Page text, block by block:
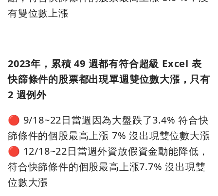
有雙位數上漲
2023年，累積 49 週都有符合超級 Excel 表
快篩條件的股票都出現單週雙位數大漲，只有
2 週例外
🔴 9/18~22日當週因為大盤跌了3.4% 符合快
篩條件的個股最高上漲 7% 沒出現雙位數大漲
🔴 12/18~22日當週外資放假資金動能降低，
符合快篩條件的個股最高上漲7.7% 沒出現雙
位數大漲